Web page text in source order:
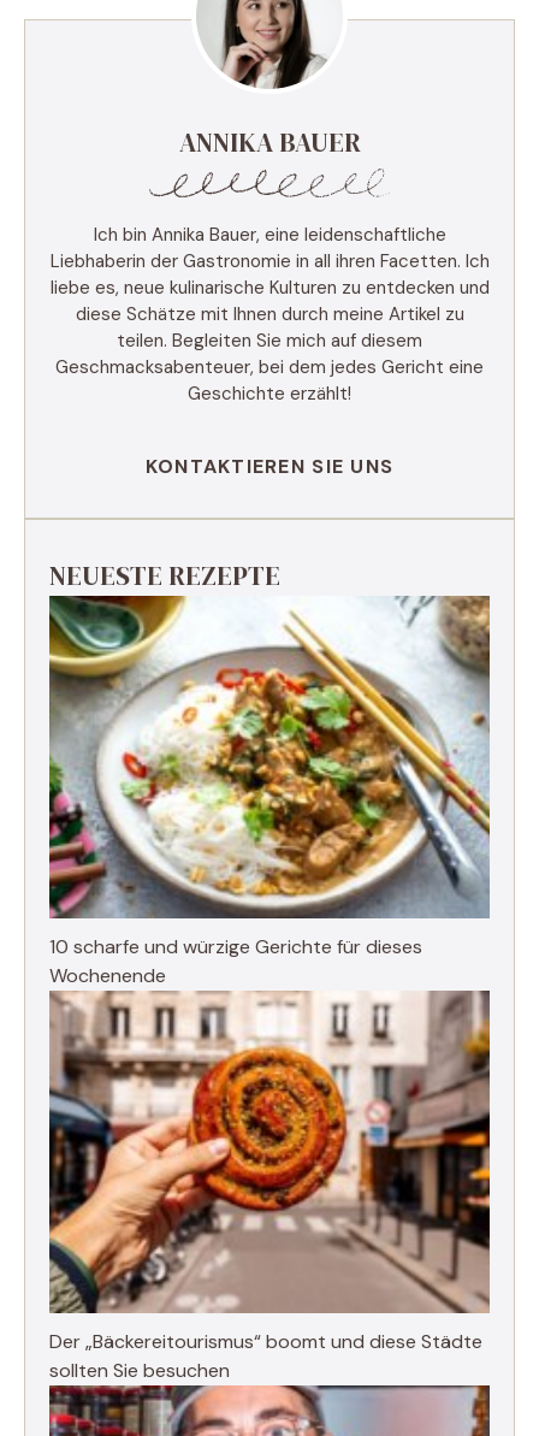
ANNIKA BAUER
Ich bin Annika Bauer, eine leidenschaftliche
Liebhaberin der Gastronomie in all ihren Facetten. Ich
liebe es, neue kulinarische Kulturen zu entdecken und
diese Schätze mit Ihnen durch meine Artikel zu
teilen. Begleiten Sie mich auf diesem
Geschmacksabenteuer, bei dem jedes Gericht eine
Geschichte erzählt!
KONTAKTIEREN SIE UNS
NEUESTE REZEPTE
10 scharfe und würzige Gerichte für dieses
Wochenende
Der „Bäckereitourismus“ boomt und diese Städte
sollten Sie besuchen